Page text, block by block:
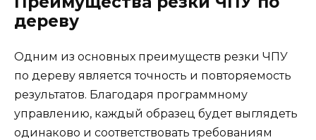
дереву
Одним из основных преимуществ резки ЧПУ
по дереву является точность и повторяемость
результатов. Благодаря программному
управлению, каждый образец будет выглядеть
одинаково и соответствовать требованиям